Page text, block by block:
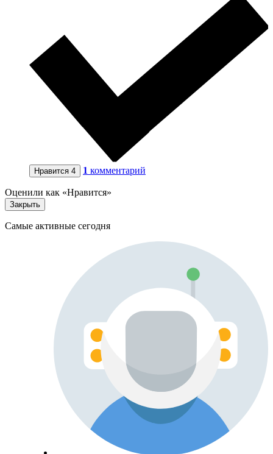
Нравится 4 1 комментарий
Оценили как «Нравится»
Закрыть
Самые активные сегодня